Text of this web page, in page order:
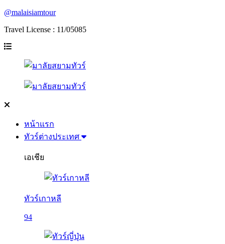
@malaisiamtour
Travel License : 11/05085
หน้าแรก
ทัวร์ต่างประเทศ
เอเชีย
ทัวร์เกาหลี
94